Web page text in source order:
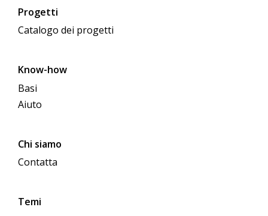
Progetti
Catalogo dei progetti
Know-how
Basi
Aiuto
Chi siamo
Contatta
Temi